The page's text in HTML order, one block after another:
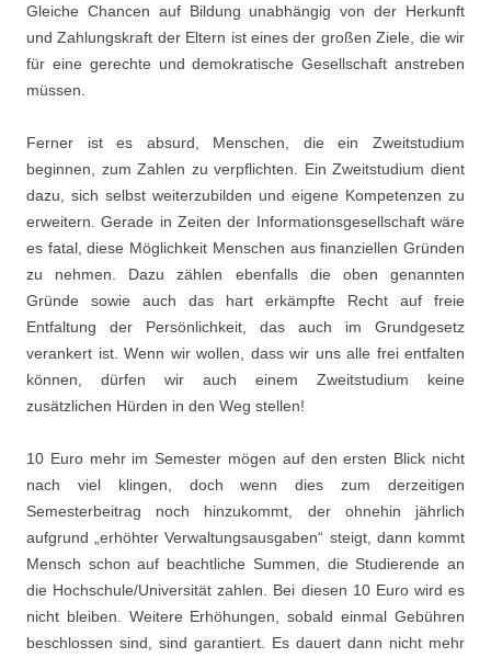
Gleiche Chancen auf Bildung unabhängig von der Herkunft
und Zahlungskraft der Eltern ist eines der großen Ziele, die wir
für eine gerechte und demokratische Gesellschaft anstreben
müssen.
Ferner ist es absurd, Menschen, die ein Zweitstudium
beginnen, zum Zahlen zu verpflichten. Ein Zweitstudium dient
dazu, sich selbst weiterzubilden und eigene Kompetenzen zu
erweitern. Gerade in Zeiten der Informationsgesellschaft wäre
es fatal, diese Möglichkeit Menschen aus finanziellen Gründen
zu nehmen. Dazu zählen ebenfalls die oben genannten
Gründe sowie auch das hart erkämpfte Recht auf freie
Entfaltung der Persönlichkeit, das auch im Grundgesetz
verankert ist. Wenn wir wollen, dass wir uns alle frei entfalten
können, dürfen wir auch einem Zweitstudium keine
zusätzlichen Hürden in den Weg stellen!
10 Euro mehr im Semester mögen auf den ersten Blick nicht
nach viel klingen, doch wenn dies zum derzeitigen
Semesterbeitrag noch hinzukommt, der ohnehin jährlich
aufgrund „erhöhter Verwaltungsausgaben“ steigt, dann kommt
Mensch schon auf beachtliche Summen, die Studierende an
die Hochschule/Universität zahlen. Bei diesen 10 Euro wird es
nicht bleiben. Weitere Erhöhungen, sobald einmal Gebühren
beschlossen sind, sind garantiert. Es dauert dann nicht mehr